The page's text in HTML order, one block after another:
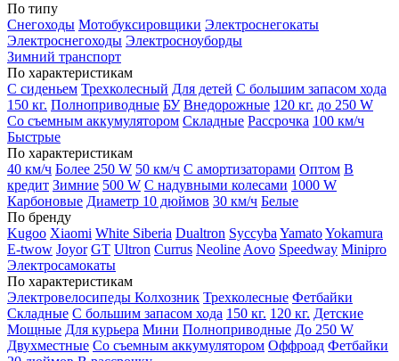
По типу
Снегоходы Мотобуксировщики Электроснегокаты
Электроснегоходы Электросноуборды
Зимний транспорт
По характеристикам
С сиденьем Трехколесный Для детей С большим запасом хода
150 кг. Полноприводные БУ Внедорожные 120 кг. до 250 W
Со съемным аккумулятором Складные Рассрочка 100 км/ч
Быстрые
По характеристикам
40 км/ч Более 250 W 50 км/ч С амортизаторами Оптом В
кредит Зимние 500 W С надувными колесами 1000 W
Карбоновые Диаметр 10 дюймов 30 км/ч Белые
По бренду
Kugoo Xiaomi White Siberia Dualtron Syccyba YamatoYokamura
E-twow Joyor GT Ultron Currus Neoline Aovo Speedway Minipro
Электросамокаты
По характеристикам
Электровелосипеды Колхозник Трехколесные Фетбайки
Складные С большим запасом хода 150 кг. 120 кг. Детские
Мощные Для курьера Мини Полноприводные До 250 W
Двухместные Со съемным аккумулятором Оффроад Фетбайки